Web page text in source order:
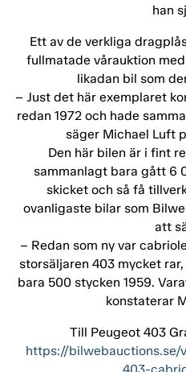
han
Ett av de verkliga
fullmatade vårauktion
likadan bil som
– Just det här exemplaret
redan 1972 och hade
säger Michael Luft
Den här bilen är i fint
sammanlagt bara gått 6
skicket och så få
ovanligaste bilar som
att
– Redan som ny var
storsäljaren 403 mycket
bara 500 stycken 1959.
konstaterar
Till Peugeot 403
https://bilwebauctions.se/
403-